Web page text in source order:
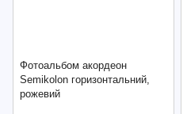
Фотоальбом акордеон
Semikolon горизонтальний,
рожевий